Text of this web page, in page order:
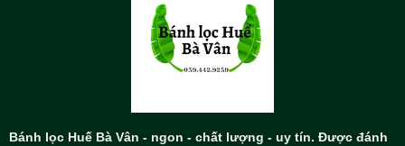
Bánh lọc Huế Bà Vân - ngon - chất lượng - uy tín. Được đánh